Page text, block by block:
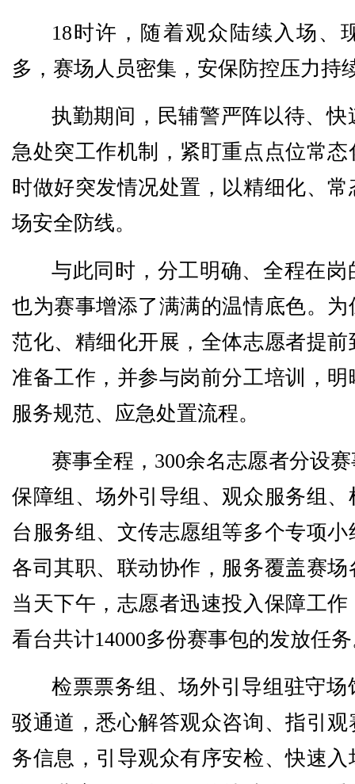
18时许，随着观众陆续入场、
多，赛场人员密集，安保防控压力持
执勤期间，民辅警严阵以待、快
急处突工作机制，紧盯重点点位常
时做好突发情况处置，以精细化、
场安全防线。
与此同时，分工明确、全程在岗
也为赛事增添了满满的温情底色。
范化、精细化开展，全体志愿者提
准备工作，并参与岗前分工培训，
服务规范、应急处置流程。
赛事全程，300余名志愿者分设
保障组、场外引导组、观众服务组
台服务组、文传志愿组等多个专项
各司其职、联动协作，服务覆盖赛
当天下午，志愿者迅速投入保障工
看台共计14000多份赛事包的发放任
检票票务组、场外引导组驻守场
驳通道，悉心解答观众咨询、指引
务信息，引导观众有序安检、快速